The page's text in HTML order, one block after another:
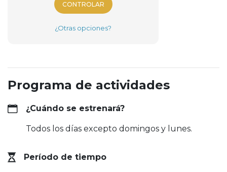
CONTROLAR
¿Otras opciones?
Programa de actividades
¿Cuándo se estrenará?
Todos los días excepto domingos y lunes.
Período de tiempo